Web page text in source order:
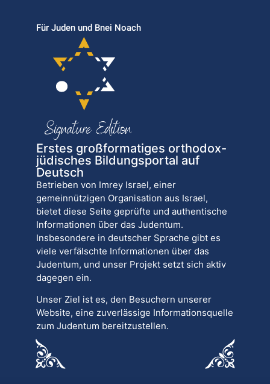
Für Juden und Bnei Noach
Erstes großformatiges orthodox-
jüdisches Bildungsportal auf
Deutsch
Betrieben von Imrey Israel, einer
gemeinnützigen Organisation aus Israel,
bietet diese Seite geprüfte und authentische
Informationen über das Judentum.
Insbesondere in deutscher Sprache gibt es
viele verfälschte Informationen über das
Judentum, und unser Projekt setzt sich aktiv
dagegen ein.
Unser Ziel ist es, den Besuchern unserer
Website, eine zuverlässige Informationsquelle
zum Judentum bereitzustellen.